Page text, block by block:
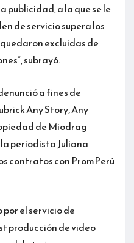
publicidad, a la que se le
de servicio supera los
excluidas de
subrayó.
a fines de
Any Story, Any
de Miodrag
periodista Juliana
contratos con PromPerú
por el servicio de
producción de video